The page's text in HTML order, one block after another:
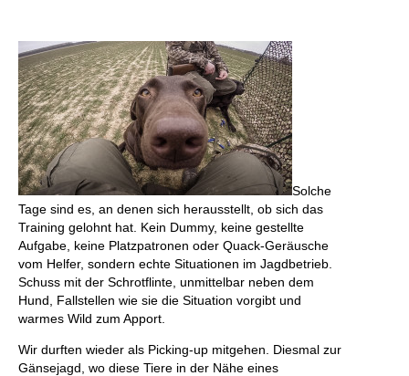
Solche
Tage sind es, an denen sich herausstellt, ob sich das
Training gelohnt hat. Kein Dummy, keine gestellte
Aufgabe, keine Platzpatronen oder Quack-Geräusche
vom Helfer, sondern echte Situationen im Jagdbetrieb.
Schuss mit der Schrotflinte, unmittelbar neben dem
Hund, Fallstellen wie sie die Situation vorgibt und
warmes Wild zum Apport.
Wir durften wieder als Picking-up mitgehen. Diesmal zur
Gänsejagd, wo diese Tiere in der Nähe eines